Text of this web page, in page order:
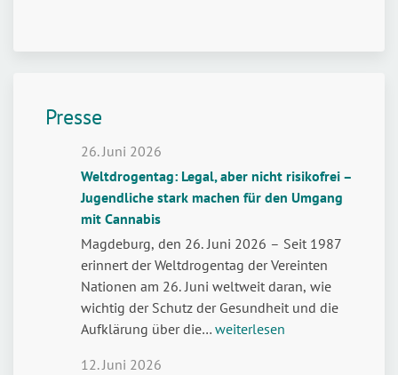
Presse
Weltdrogentag: Legal, aber nicht risikofrei –
Jugendliche stark machen für den Umgang
mit Cannabis
26. Juni 2026
Magdeburg, den 26. Juni 2026 – Seit 1987
erinnert der Weltdrogentag der Vereinten
Nationen am 26. Juni weltweit daran, wie
wichtig der Schutz der Gesundheit und die
Aufklärung über die… Weltdrogentag:
weiterlesen
12. Juni 2026